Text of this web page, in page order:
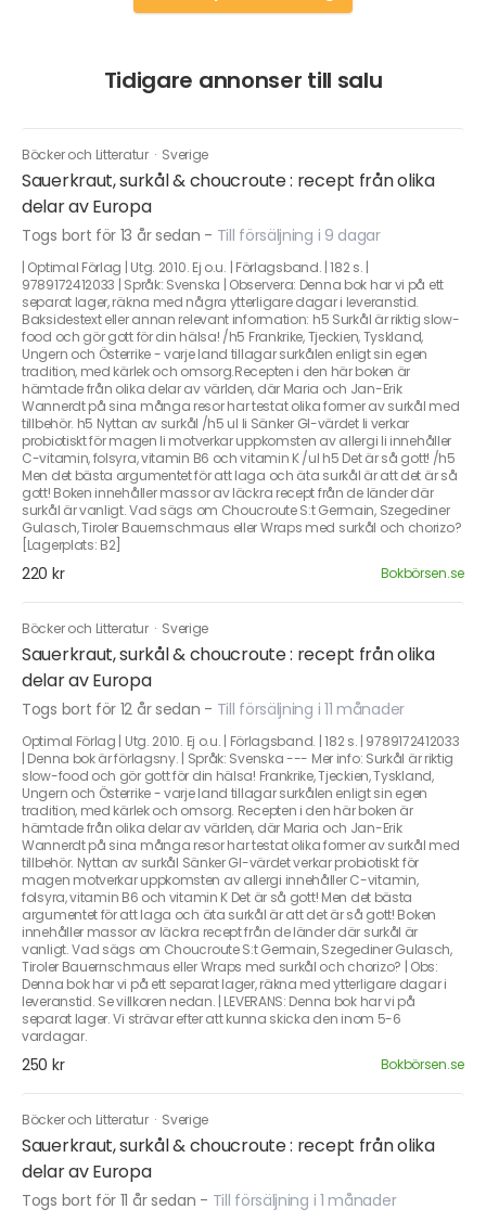
Tidigare annonser till salu
Böcker och Litteratur · Sverige
Sauerkraut, surkål & choucroute : recept från olika
delar av Europa
Togs bort för 13 år sedan - Till försäljning i 9 dagar
| Optimal Förlag | Utg. 2010. Ej o.u. | Förlagsband. | 182 s. |
9789172412033 | Språk: Svenska | Observera: Denna bok har vi på ett
separat lager, räkna med några ytterligare dagar i leveranstid.
Baksidestext eller annan relevant information: h5 Surkål är riktig slow-
food och gör gott för din hälsa! /h5 Frankrike, Tjeckien, Tyskland,
Ungern och Österrike - varje land tillagar surkålen enligt sin egen
tradition, med kärlek och omsorg.Recepten i den här boken är
hämtade från olika delar av världen, där Maria och Jan-Erik
Wannerdt på sina många resor har testat olika former av surkål med
tillbehör. h5 Nyttan av surkål /h5 ul li Sänker GI-värdet li verkar
probiotiskt för magen li motverkar uppkomsten av allergi li innehåller
C-vitamin, folsyra, vitamin B6 och vitamin K /ul h5 Det är så gott! /h5
Men det bästa argumentet för att laga och äta surkål är att det är så
gott! Boken innehåller massor av läckra recept från de länder där
surkål är vanligt. Vad sägs om Choucroute S:t Germain, Szegediner
Gulasch, Tiroler Bauernschmaus eller Wraps med surkål och chorizo?
[Lagerplats: B2]
220 kr Bokbörsen.se
Böcker och Litteratur · Sverige
Sauerkraut, surkål & choucroute : recept från olika
delar av Europa
Togs bort för 12 år sedan - Till försäljning i 11 månader
Optimal Förlag | Utg. 2010. Ej o.u. | Förlagsband. | 182 s. | 9789172412033
| Denna bok är förlagsny. | Språk: Svenska --- Mer info: Surkål är riktig
slow-food och gör gott för din hälsa! Frankrike, Tjeckien, Tyskland,
Ungern och Österrike - varje land tillagar surkålen enligt sin egen
tradition, med kärlek och omsorg. Recepten i den här boken är
hämtade från olika delar av världen, där Maria och Jan-Erik
Wannerdt på sina många resor har testat olika former av surkål med
tillbehör. Nyttan av surkål Sänker GI-värdet verkar probiotiskt för
magen motverkar uppkomsten av allergi innehåller C-vitamin,
folsyra, vitamin B6 och vitamin K Det är så gott! Men det bästa
argumentet för att laga och äta surkål är att det är så gott! Boken
innehåller massor av läckra recept från de länder där surkål är
vanligt. Vad sägs om Choucroute S:t Germain, Szegediner Gulasch,
Tiroler Bauernschmaus eller Wraps med surkål och chorizo? | Obs:
Denna bok har vi på ett separat lager, räkna med ytterligare dagar i
leveranstid. Se villkoren nedan. | LEVERANS: Denna bok har vi på
separat lager. Vi strävar efter att kunna skicka den inom 5-6
vardagar.
250 kr Bokbörsen.se
Böcker och Litteratur · Sverige
Sauerkraut, surkål & choucroute : recept från olika
delar av Europa
Togs bort för 11 år sedan - Till försäljning i 1 månader